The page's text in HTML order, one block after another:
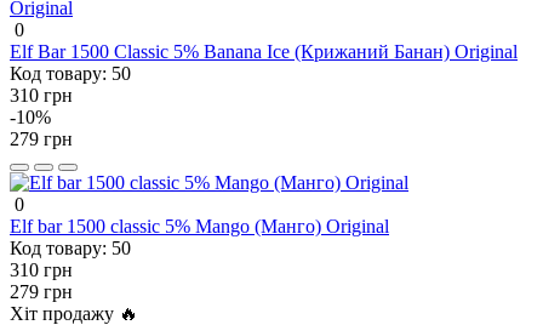
0
Elf Bar 1500 Classic 5% Banana Ice (Крижаний Банан) Original
Код товару: 50
310 грн
-10%
279 грн
0
Elf bar 1500 classic 5% Mango (Манго) Original
Код товару: 50
310 грн
279 грн
Хіт продажу 🔥